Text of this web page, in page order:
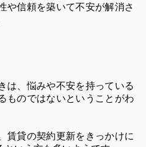
や信頼を築いて不安が解消さ
は、悩みや不安を持っている
ものではないということがわ
賃貸の契約更新をきっかけに